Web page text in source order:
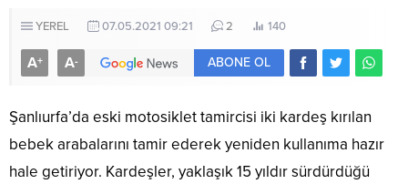
YEREL 07.05.2021 09:21 2 140
A+ A- ABONE OL
Şanlıurfa’da eski motosiklet tamircisi iki kardeş kırılan
bebek arabalarını tamir ederek yeniden kullanıma hazır
hale getiriyor. Kardeşler, yaklaşık 15 yıldır sürdürdüğü